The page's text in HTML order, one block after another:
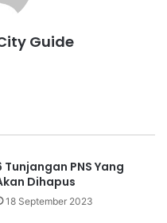
Guide
Tunjangan PNS Yang
Dihapus
18 September 2023